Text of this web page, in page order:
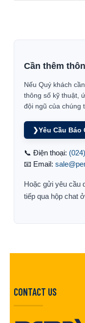
Cần thêm
Nếu Quý khách
thông số kỹ thuật,
đội ngũ của chúng
❯Yêu Cầu Báo
📞 Điện thoại:
📧 Email:
Hoặc gửi yêu cầu
tiếp qua hộp chat
CONTACT US